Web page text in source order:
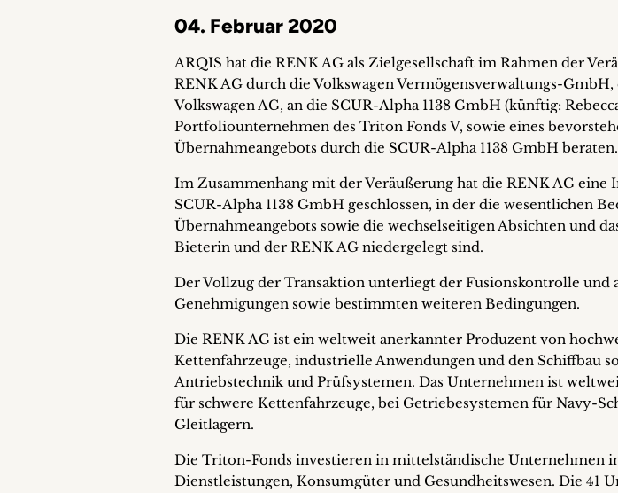
04. Februar 2020
ARQIS hat die RENK AG als Zielgesellschaft im Rahmen der
RENK AG durch die Volkswagen Vermögensverwaltungs-
Volkswagen AG, an die SCUR-Alpha 1138 GmbH (künftig:
Portfoliounternehmen des Triton Fonds V, sowie eines
Übernahmeangebots durch die SCUR-Alpha 1138 GmbH beraten.
Im Zusammenhang mit der Veräußerung hat die RENK AG
SCUR-Alpha 1138 GmbH geschlossen, in der die wesentlichen
Übernahmeangebots sowie die wechselseitigen Absichten und
Bieterin und der RENK AG niedergelegt sind.
Der Vollzug der Transaktion unterliegt der Fusionskontrolle und
Genehmigungen sowie bestimmten weiteren Bedingungen.
Die RENK AG ist ein weltweit anerkannter Produzent von
Kettenfahrzeuge, industrielle Anwendungen und den Schiffbau
Antriebstechnik und Prüfsystemen. Das Unternehmen ist
für schwere Kettenfahrzeuge, bei Getriebesystemen für Navy-
Gleitlagern.
Die Triton-Fonds investieren in mittelständische Unternehmen
Dienstleistungen, Konsumgüter und Gesundheitswesen. Die 41